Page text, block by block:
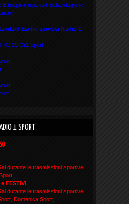
B (negli altri periodi della stagione
Eventi sportivi Radio 1
00:20 Gr1 Sport
1 SPORT
durante le trasmissioni sportive.
FESTIVI
durante le trasmissioni sportive
Domenica Sport,